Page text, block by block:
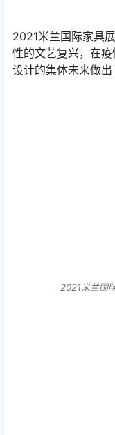
2021米兰国际家具
性的文艺复兴，在